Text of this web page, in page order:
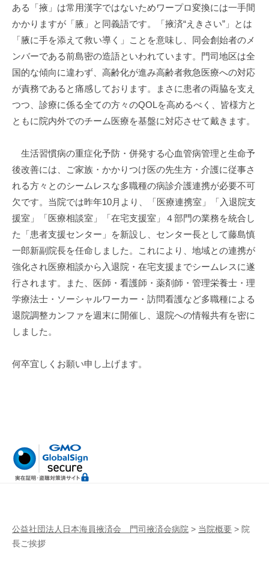
ある「掖」は常用漢字ではないためワープロ変換には一手間
かかりますが「腋」と同義語です。「掖済“えきさい”」とは
「腋に手を添えて救い導く」ことを意味し、同会創始者のメ
ンバーである前島密の造語といわれています。門司地区は全
国的な傾向に違わず、高齢化が進み高齢者救急医療への対応
が責務であると痛感しております。まさに患者の両脇を支え
つつ、診療に係る全ての方々のQOLを高めるべく、皆様方と
ともに院内外でのチーム医療を基盤に対応させて戴きます。
生活習慣病の重症化予防・併発する心血管病管理と生命予
後改善には、ご家族・かかりつけ医の先生方・介護に従事さ
れる方々とのシームレスな多職種の病診介護連携が必要不可
欠です。当院では昨年10月より、「医療連携室」「入退院支
援室」「医療相談室」「在宅支援室」４部門の業務を統合し
た「患者支援センター」を新設し、センター長として藤島慎
一郎新副院長を任命しました。これにより、地域との連携が
強化され医療相談から入退院・在宅支援までシームレスに遂
行されます。また、医師・看護師・薬剤師・管理栄養士・理
学療法士・ソーシャルワーカー・訪問看護など多職種による
退院調整カンファを週末に開催し、退院への情報共有を密に
しました。
何卒宜しくお願い申し上げます。
公益社団法人日本海員掖済会 門司掖済会病院 > 当院概要 > 院
長ご挨拶